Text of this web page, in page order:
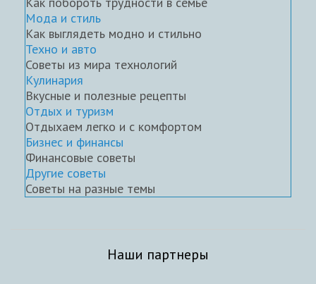
Мода и стиль
Как выглядеть модно и стильно
Техно и авто
Советы из мира технологий
Кулинария
Вкусные и полезные рецепты
Отдых и туризм
Отдыхаем легко и с комфортом
Бизнес и финансы
Финансовые советы
Другие советы
Советы на разные темы
Наши партнеры